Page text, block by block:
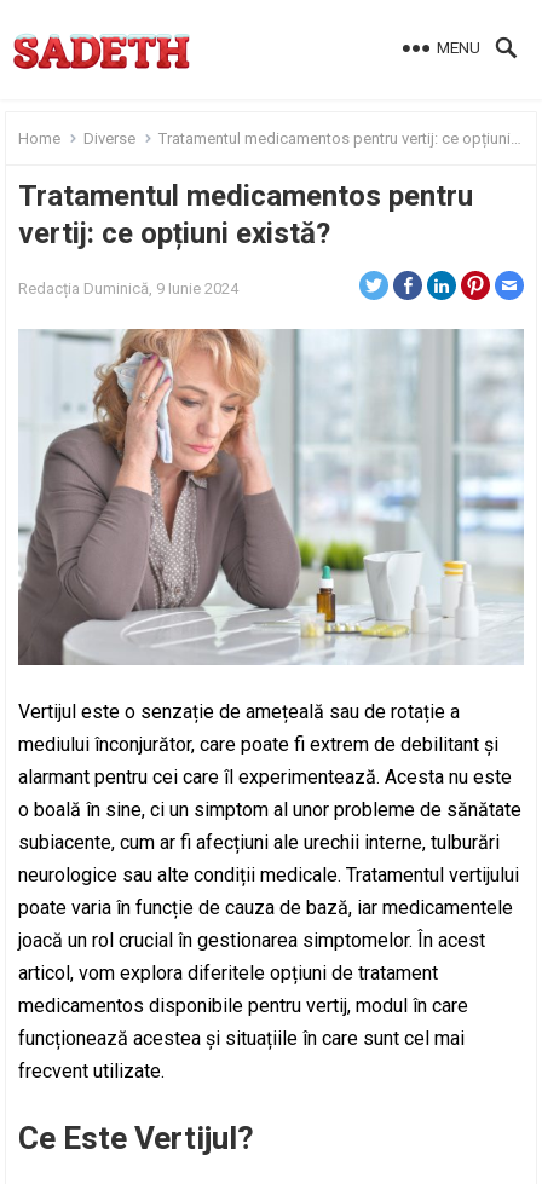
MENU
Home Diverse Tratamentul medicamentos pentru vertij: ce opțiuni există?
Tratamentul medicamentos pentru
vertij: ce opțiuni există?
Redacția Duminică, 9 Iunie 2024
Vertijul este o senzație de amețeală sau de rotație a
mediului înconjurător, care poate fi extrem de debilitant și
alarmant pentru cei care îl experimentează. Acesta nu este
o boală în sine, ci un simptom al unor probleme de sănătate
subiacente, cum ar fi afecțiuni ale urechii interne, tulburări
neurologice sau alte condiții medicale. Tratamentul vertijului
poate varia în funcție de cauza de bază, iar medicamentele
joacă un rol crucial în gestionarea simptomelor. În acest
articol, vom explora diferitele opțiuni de tratament
medicamentos disponibile pentru vertij, modul în care
funcționează acestea și situațiile în care sunt cel mai
frecvent utilizate.
Ce Este Vertijul?